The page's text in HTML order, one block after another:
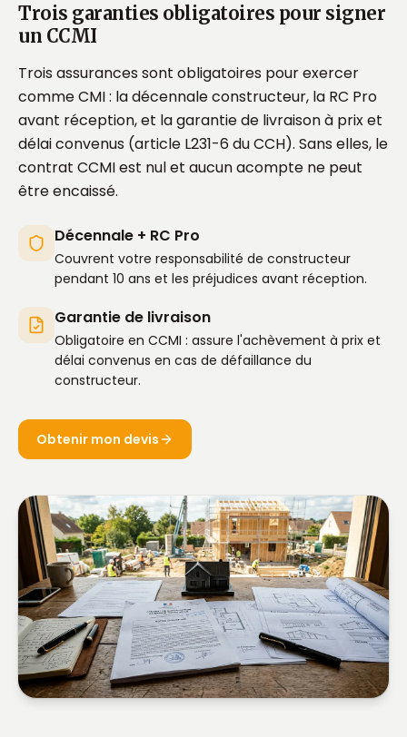
Trois garanties obligatoires pour signer
un CCMI
Trois assurances sont obligatoires pour exercer
comme CMI : la décennale constructeur, la RC Pro
avant réception, et la garantie de livraison à prix et
délai convenus (article L231-6 du CCH). Sans elles, le
contrat CCMI est nul et aucun acompte ne peut
être encaissé.
Décennale + RC Pro
Couvrent votre responsabilité de constructeur
pendant 10 ans et les préjudices avant réception.
Garantie de livraison
Obligatoire en CCMI : assure l'achèvement à prix et
délai convenus en cas de défaillance du
constructeur.
Obtenir mon devis